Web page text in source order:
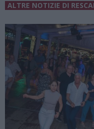
ALTRE NOTIZIE DI